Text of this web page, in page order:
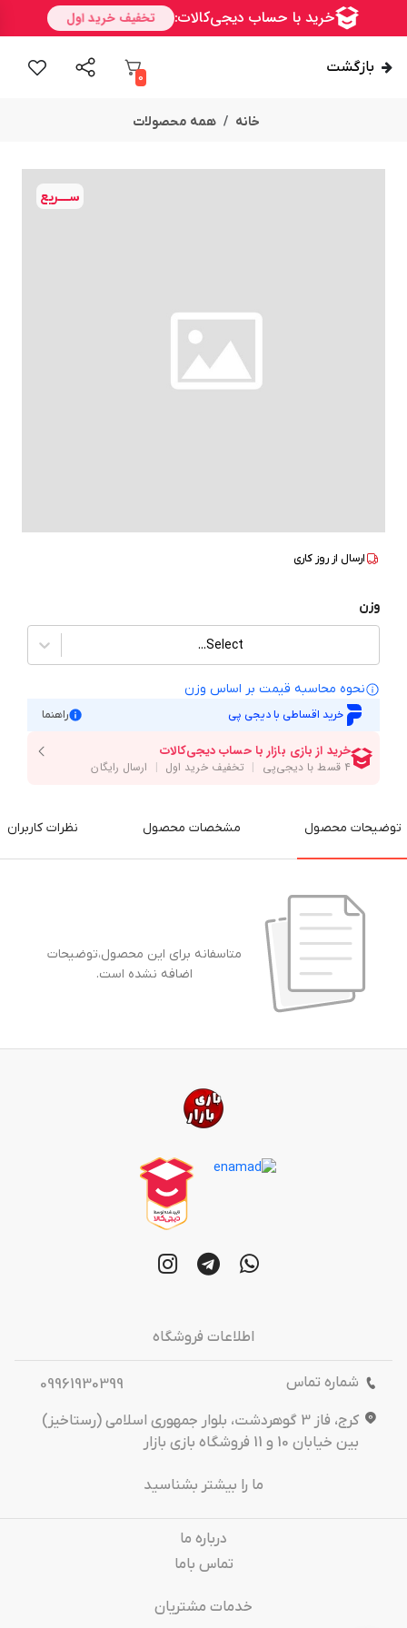
بازگشت
0
خانه همه محصولات
ســــریع
ارسال از روز کاری
وزن
Select...
نحوه محاسبه قیمت بر‌ اساس وزن
خرید اقساطی با دیجی پی راهنما
توضیحات محصول مشخصات محصول نظرات کاربران
متاسفانه برای این محصول،توضیحات
اضافه نشده است.
اطلاعات فروشگاه
شماره تماس
09961930399
کرج، فاز 3 گوهردشت، بلوار جمهوری اسلامی (رستاخیز)
بین خیابان 10 و 11 فروشگاه بازی بازار
ما را بیشتر بشناسید
درباره‌ ما
تماس باما
خدمات مشتریان